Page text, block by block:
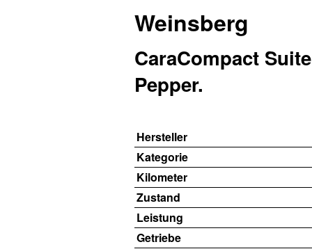
Weinsberg
CaraCompact
Pepper.
Hersteller
Kategorie
Kilometer
Zustand
Leistung
Getriebe